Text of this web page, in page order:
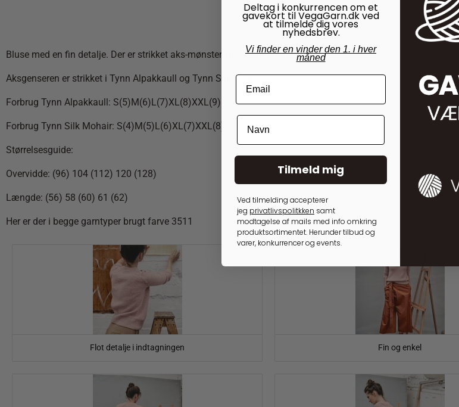
Bluse med en fin detalje. Der er strikket aks-mønster i indtagningen.
Aksgenseren er strikket i Tynn Alpakkaull og Tynn Silk Mohair.
Forbrug Tynn Alpakkaull: S(5)M(6)L(7)XL(8)XXL(9)
Forbrug Tynn Silk Mohair: S(4)M(5)L(6)XL(7)XXL(8)
Størrelsesguide:
Overvidde: (96) 104 (112) 120 (128)
Længde: (56) 58 (60) 61 (62)
Her er der i begge garntyper brugt farve 3511
Flot detalje i indtagningen Fin og enkel
Deltag i konkurrencen om et
gavekort til VegaGarn.dk ved
at tilmelde dig vores
nyhedsbrev.
Vi finder en vinder den 1. i hver
måned
Tilmeld mig
Ved tilmelding accepterer
jeg privatlivspolitkken samt
modtagelse af mails med info omkring
produktsortimentet. Herunder tilbud og
varer, konkurrencer og events.